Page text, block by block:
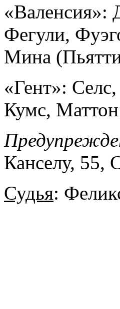
«Валенсия»:
Фегули,
Мина
«Гент»:
Кумс,
Канселу, 55,
Судья: